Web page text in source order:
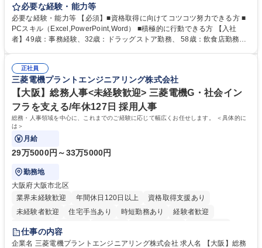
事務所内での事務業務等 ★異業界からの転職者が多数活躍しています
【年収補足】532万円 ＋別途インセンティヴで平均約100万円/年（昨年度
実績） ＋管理業務主任者資格手当50,000円/月 ★親会社である株式会社合
人社計画研究所社のグループ会社として、質の高いサービスと適性価格を
無/年休123日
必要な経験・能力等
必要な経験・能力等 【必須】■資格取得に向けてコツコツ努力できる方 ■
PCスキル（Excel,PowerPoint,Word） ■積極的に行動できる方 【入社
者】49歳：事務経験、32歳：ドラッグストア勤務、 58歳：飲食店勤務
得出来ております！ 【魅力】■フレックス制度、未経験からでも下限年収
を一律支給！ ■管理業務主任者資格取得後には50,000円/月の手当あり！
学歴・資格 学歴：大学院 大学 高専 短大 専修学校 高校 語学力： 資格：第
一種運転免許普通自動車
正社員
三菱電機プラントエンジニアリング株式会社
【大阪】総務人事<未経験歓迎> 三菱電機G・社会イン
フラを支える/年休127日 採用人事
総務・人事領域を中心に、これまでのご経験に応じて幅広くお任せします。 ＜具体的に
は＞
月給
29万5000円～33万5000円
勤務地
大阪府大阪市北区
業界未経験歓迎
年間休日120日以上
資格取得支援あり
未経験者歓迎
住宅手当あり 時短勤務あり
経験者歓迎
退職金あり
駅近5分以内
土日祝休み 服装自由 寮・社宅あり 食事補助あり
仕事の内容
企業名 三菱電機プラントエンジニアリング株式会社 求人名 【大阪】総務